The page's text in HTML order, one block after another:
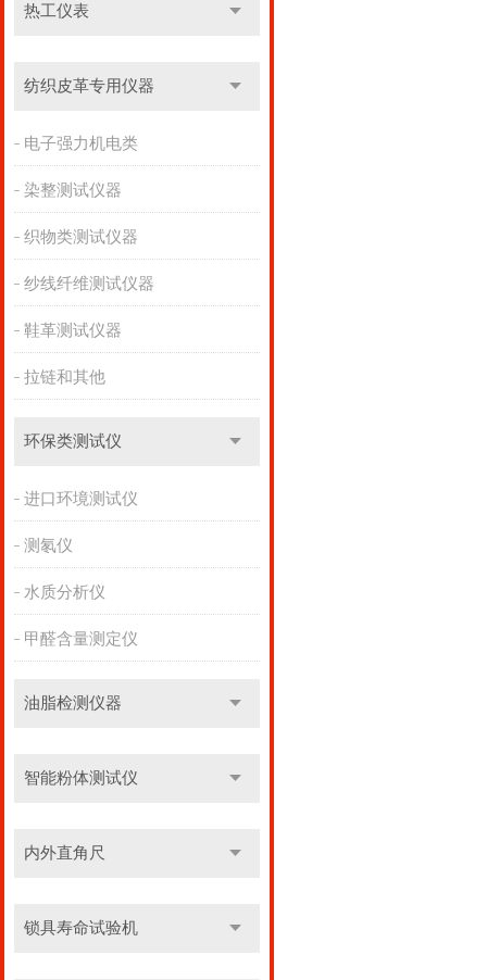
热工仪表
纺织皮革专用仪器
电子强力机电类
染整测试仪器
织物类测试仪器
纱线纤维测试仪器
鞋革测试仪器
拉链和其他
环保类测试仪
进口环境测试仪
测氡仪
水质分析仪
甲醛含量测定仪
油脂检测仪器
智能粉体测试仪
内外直角尺
锁具寿命试验机